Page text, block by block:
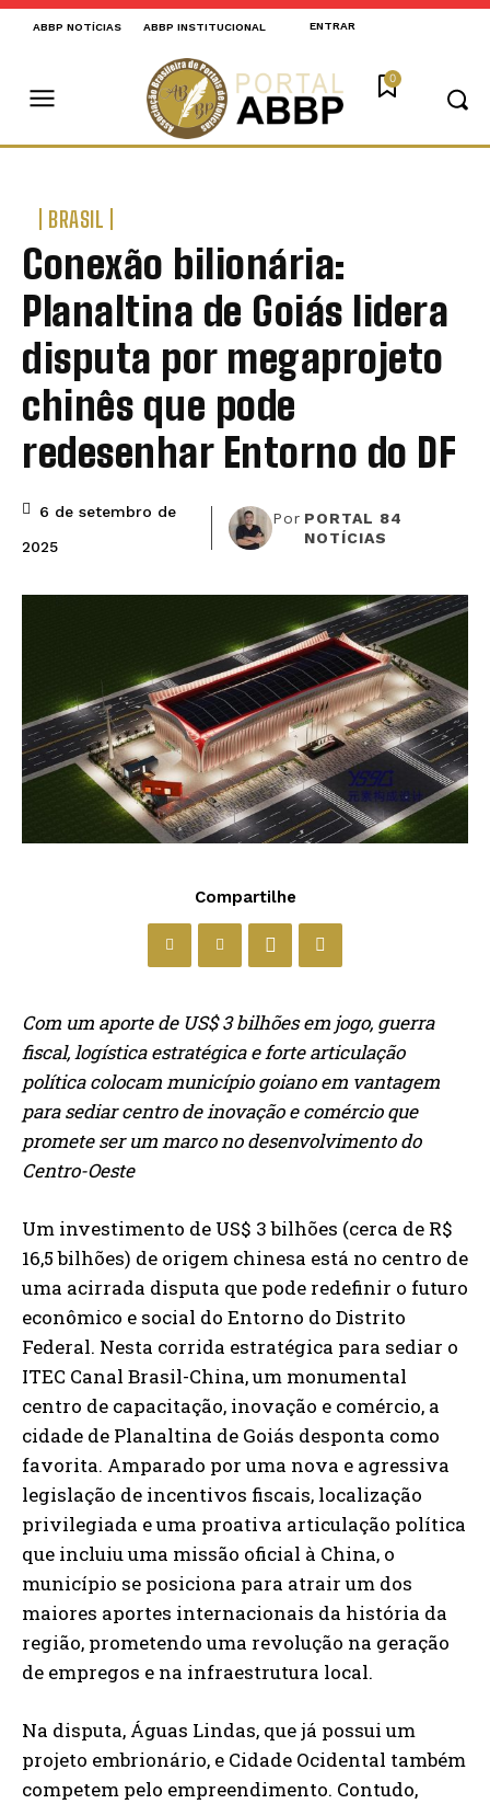
ABBP NOTÍCIAS ABBP INSTITUCIONAL ENTRAR
0
BRASIL
Conexão bilionária:
Planaltina de Goiás lidera
disputa por megaprojeto
chinês que pode
redesenhar Entorno do DF
6 de setembro de
2025
Por PORTAL 84
NOTÍCIAS
Compartilhe
Com um aporte de US$ 3 bilhões em jogo, guerra
fiscal, logística estratégica e forte articulação
política colocam município goiano em vantagem
para sediar centro de inovação e comércio que
promete ser um marco no desenvolvimento do
Centro-Oeste
Um investimento de US$ 3 bilhões (cerca de R$
16,5 bilhões) de origem chinesa está no centro de
uma acirrada disputa que pode redefinir o futuro
econômico e social do Entorno do Distrito
Federal. Nesta corrida estratégica para sediar o
ITEC Canal Brasil-China, um monumental
centro de capacitação, inovação e comércio, a
cidade de Planaltina de Goiás desponta como
favorita. Amparado por uma nova e agressiva
legislação de incentivos fiscais, localização
privilegiada e uma proativa articulação política
que incluiu uma missão oficial à China, o
município se posiciona para atrair um dos
maiores aportes internacionais da história da
região, prometendo uma revolução na geração
de empregos e na infraestrutura local.
Na disputa, Águas Lindas, que já possui um
projeto embrionário, e Cidade Ocidental também
competem pelo empreendimento. Contudo,